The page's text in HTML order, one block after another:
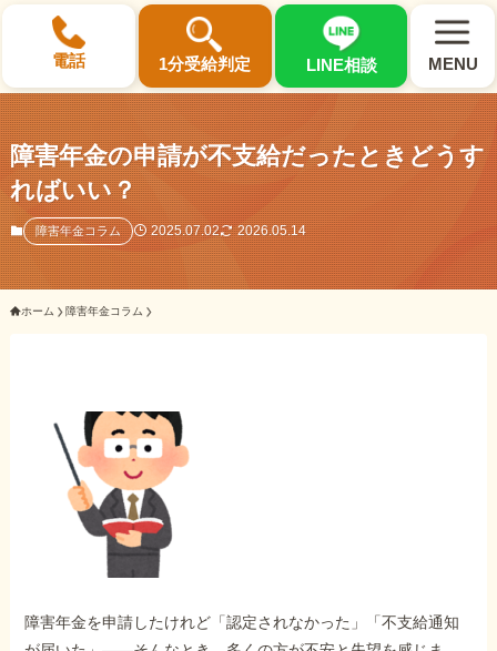
電話 1分受給判定 LINE相談 MENU
×
選ばれる3つの理由
初回相談料0円・受給後報酬型
サポート料金について
ご相談事例をみる
外出困難でもOK
非対面で申請できる
障害年金の申請が不支給だったときどうす
ればいい？
障害年金コラム 2025.07.02 2026.05.14
ホーム 障害年金コラム
障害年金を申請したけれど「認定されなかった」「不支給通知